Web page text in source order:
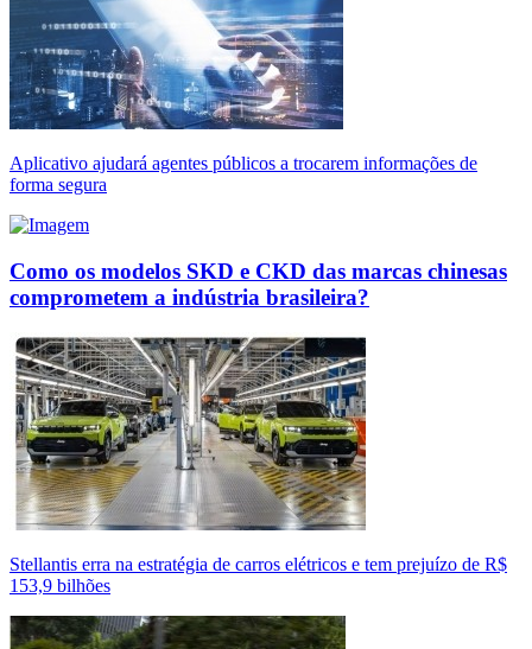
Aplicativo ajudará agentes públicos a trocarem informações de
forma segura
Como os modelos SKD e CKD das marcas chinesas
comprometem a indústria brasileira?
Stellantis erra na estratégia de carros elétricos e tem prejuízo de R$
153,9 bilhões